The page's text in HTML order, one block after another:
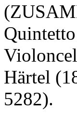
Härtel
5282).